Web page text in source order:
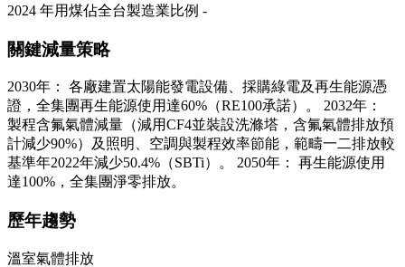
2024 年用煤佔全台製造業比例 -
關鍵減量策略
2030年： 各廠建置太陽能發電設備、採購綠電及再生能源憑
證，全集團再生能源使用達60%（RE100承諾）。 2032年：
製程含氟氣體減量（減用CF4並裝設洗滌塔，含氟氣體排放預
計減少90%）及照明、空調與製程效率節能，範疇一二排放較
基準年2022年減少50.4%（SBTi）。 2050年： 再生能源使用
達100%，全集團淨零排放。
歷年趨勢
溫室氣體排放